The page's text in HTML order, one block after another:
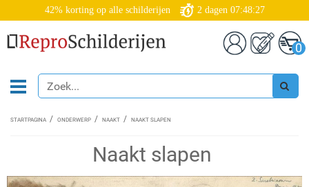
42% korting op alle schilderijen 2 dagen 07:48:26
0
STARTPAGINA ONDERWERP NAAKT NAAKT SLAPEN
Naakt slapen